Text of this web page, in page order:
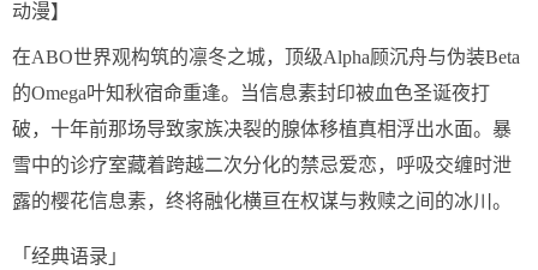
动漫】
在ABO世界观构筑的凛冬之城，顶级Alpha顾沉舟与伪装Beta
的Omega叶知秋宿命重逢。当信息素封印被血色圣诞夜打
破，十年前那场导致家族决裂的腺体移植真相浮出水面。暴
雪中的诊疗室藏着跨越二次分化的禁忌爱恋，呼吸交缠时泄
露的樱花信息素，终将融化横亘在权谋与救赎之间的冰川。
「经典语录」